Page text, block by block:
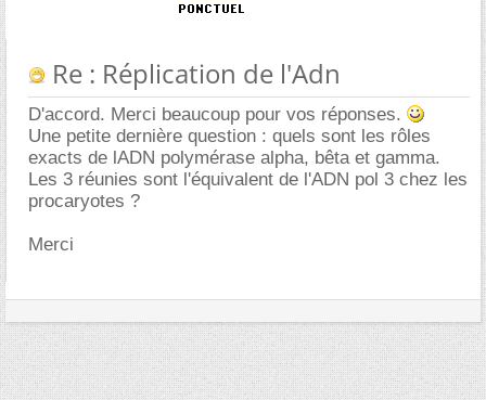
Re : Réplication de l'Adn
D'accord. Merci beaucoup pour vos réponses.
Une petite dernière question : quels sont les rôles
exacts de lADN polymérase alpha, bêta et gamma.
Les 3 réunies sont l'équivalent de l'ADN pol 3 chez les
procaryotes ?
Merci